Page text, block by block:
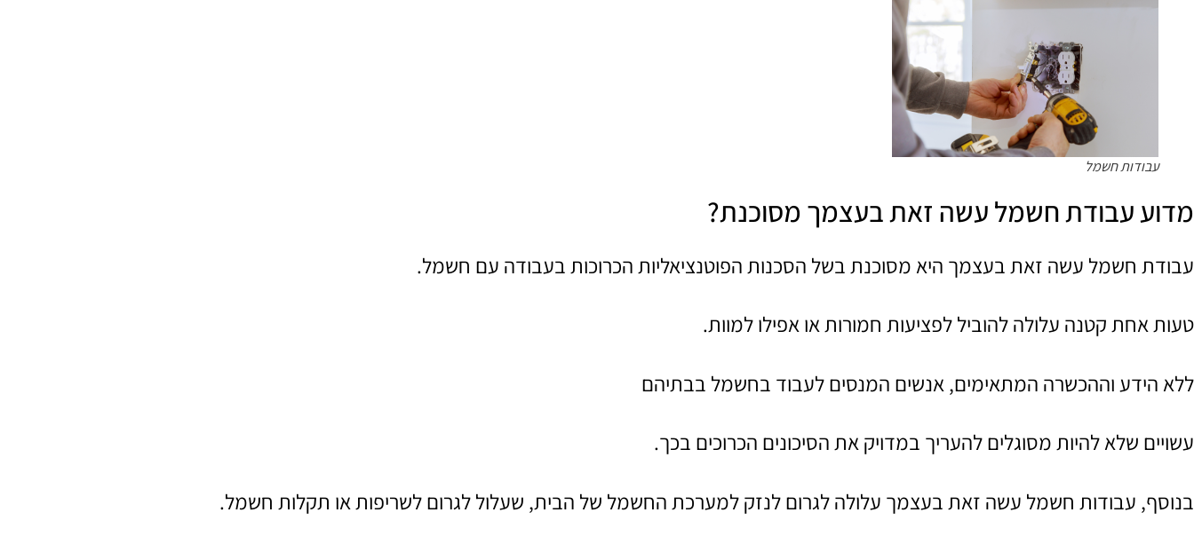
עבודות חשמל
מדוע עבודת חשמל עשה זאת בעצמך מסוכנת?
עבודת חשמל עשה זאת בעצמך היא מסוכנת בשל הסכנות הפוטנציאליות הכרוכות בעבודה עם חשמל.
טעות אחת קטנה עלולה להוביל לפציעות חמורות או אפילו למוות.
ללא הידע וההכשרה המתאימים, אנשים המנסים לעבוד בחשמל בבתיהם
עשויים שלא להיות מסוגלים להעריך במדויק את הסיכונים הכרוכים בכך.
בנוסף, עבודות חשמל עשה זאת בעצמך עלולה לגרום לנזק למערכת החשמל של הבית, שעלול לגרום לשריפות או תקלות חשמל.